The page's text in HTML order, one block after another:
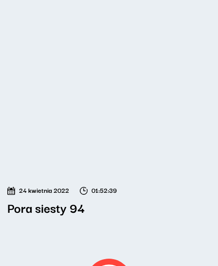
Pora siesty 94
24 kwietnia 2022 01:52:39